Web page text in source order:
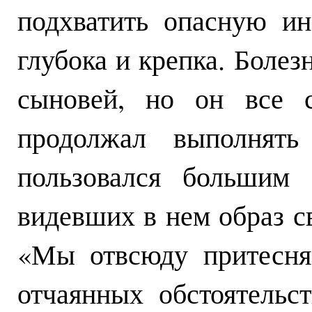
подхватить опасную
глубока и крепка.
сыновей, но он все
продолжал
пользовался
видевших в нем образ
«Мы отвсюду
отчаянных